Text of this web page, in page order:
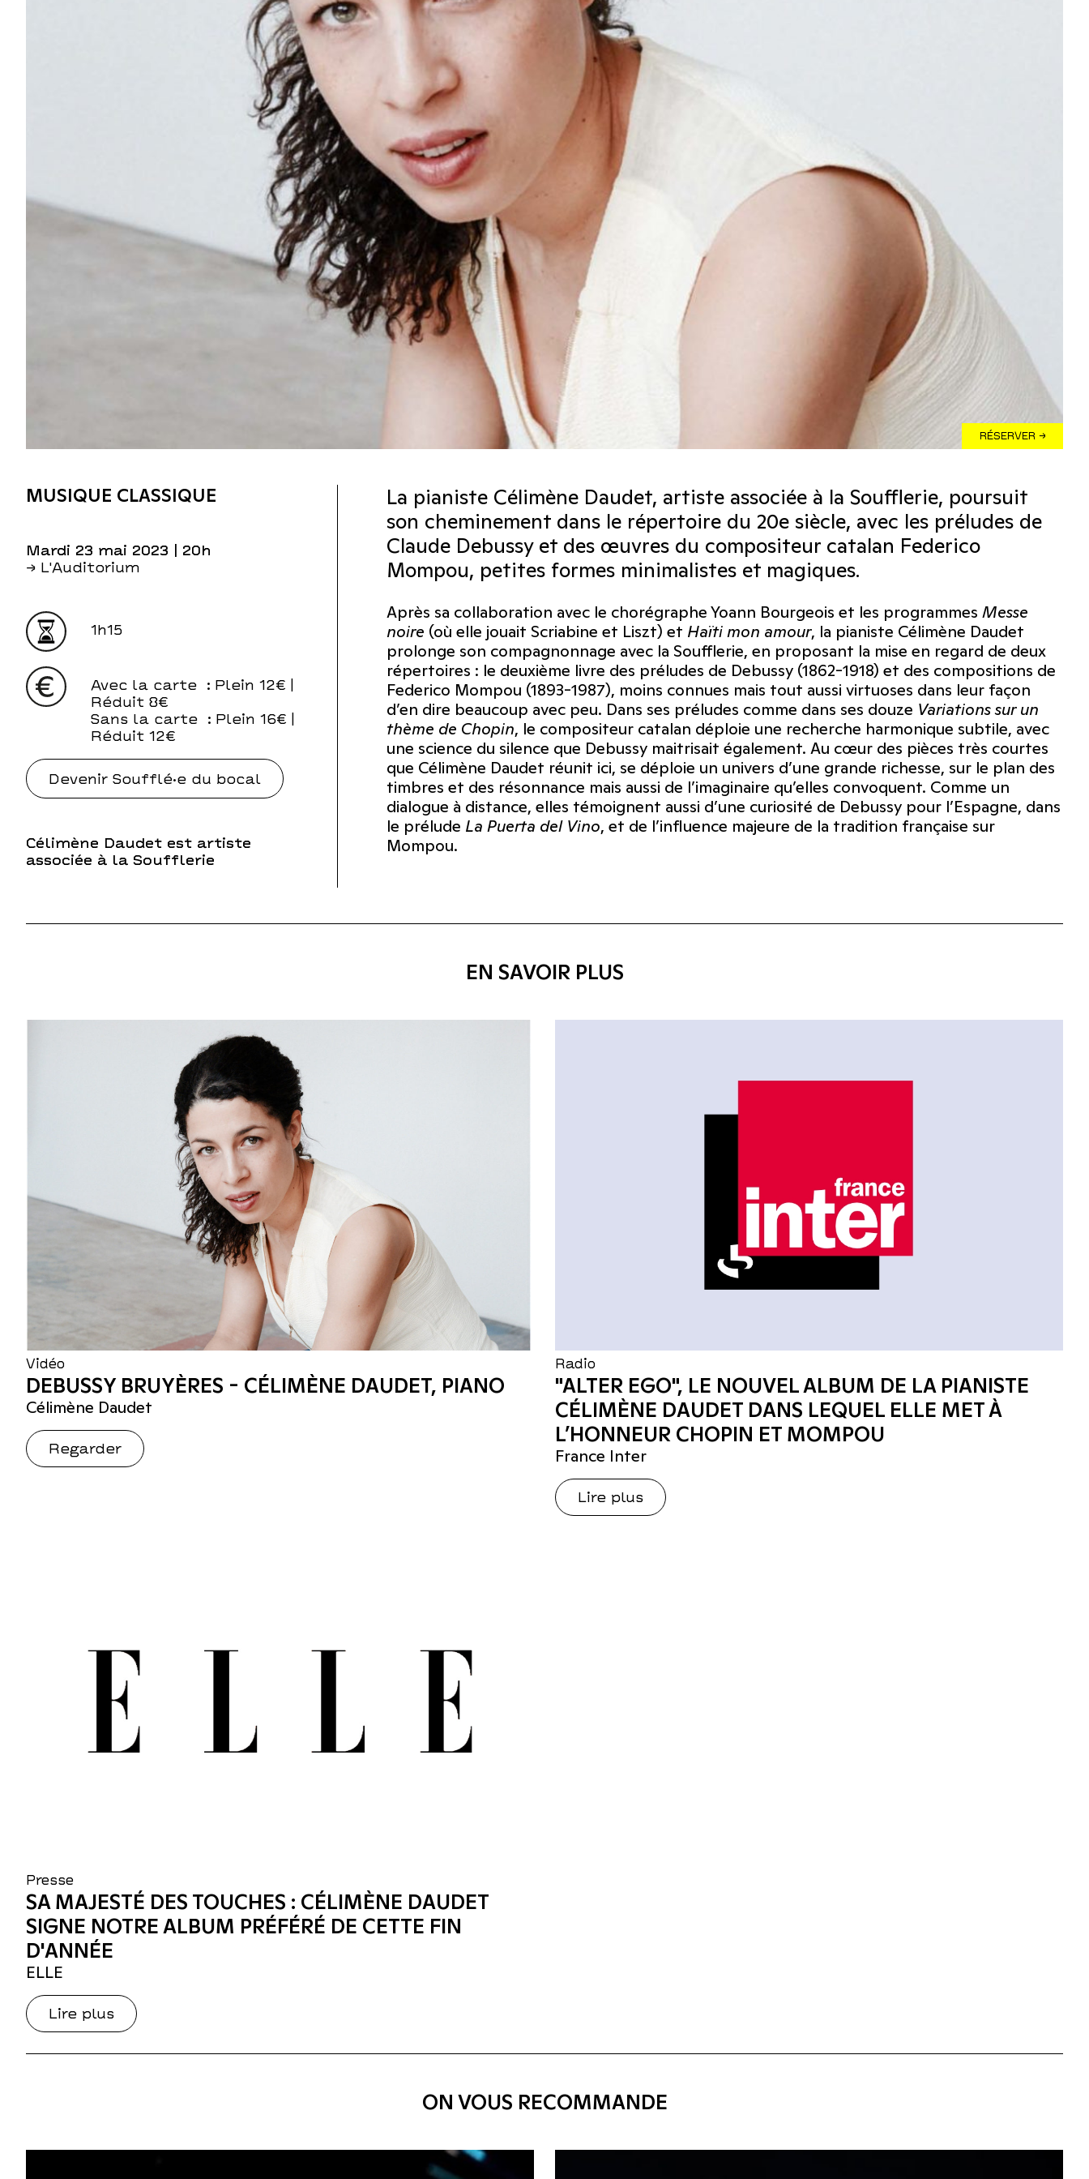
RÉSERVER →
MUSIQUE CLASSIQUE
mardi 23 mai 2023 | 20h
→ L'Auditorium
1h15
Avec la carte
: Plein 12€ |
Réduit 8€
Sans la carte
: Plein 16€ |
Réduit 12€
Devenir Soufflé·e du bocal
Célimène Daudet est artiste
associée à la Soufflerie
La pianiste Célimène Daudet, artiste associée à la Soufflerie, poursuit
son cheminement dans le répertoire du 20e siècle, avec les préludes de
Claude Debussy et des œuvres du compositeur catalan Federico
Mompou, petites formes minimalistes et magiques.
Après sa collaboration avec le chorégraphe Yoann Bourgeois et les programmes Messe
noire (où elle jouait Scriabine et Liszt) et Haïti mon amour, la pianiste Célimène Daudet
prolonge son compagnonnage avec la Soufflerie, en proposant la mise en regard de deux
répertoires : le deuxième livre des préludes de Debussy (1862-1918) et des compositions de
Federico Mompou (1893-1987), moins connues mais tout aussi virtuoses dans leur façon
d’en dire beaucoup avec peu. Dans ses préludes comme dans ses douze Variations sur un
thème de Chopin, le compositeur catalan déploie une recherche harmonique subtile, avec
une science du silence que Debussy maitrisait également. Au cœur des pièces très courtes
que Célimène Daudet réunit ici, se déploie un univers d’une grande richesse, sur le plan des
timbres et des résonnance mais aussi de l’imaginaire qu’elles convoquent. Comme un
dialogue à distance, elles témoignent aussi d’une curiosité de Debussy pour l’Espagne, dans
le prélude La Puerta del Vino, et de l’influence majeure de la tradition française sur
Mompou.
EN SAVOIR PLUS
Vidéo
DEBUSSY BRUYÈRES - CÉLIMÈNE DAUDET, PIANO
Célimène Daudet
Regarder
Radio
"ALTER EGO", LE NOUVEL ALBUM DE LA PIANISTE
CÉLIMÈNE DAUDET DANS LEQUEL ELLE MET À
L’HONNEUR CHOPIN ET MOMPOU
France Inter
Lire plus
Presse
SA MAJESTÉ DES TOUCHES : CÉLIMÈNE DAUDET
SIGNE NOTRE ALBUM PRÉFÉRÉ DE CETTE FIN
D'ANNÉE
ELLE
Lire plus
ON VOUS RECOMMANDE